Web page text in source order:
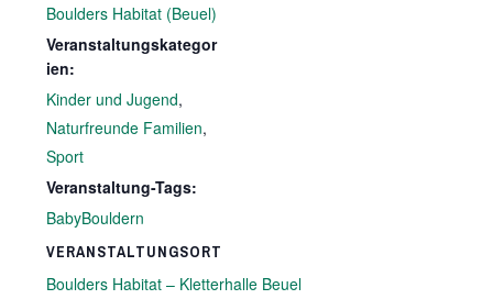
Boulders Habitat (Beuel)
Veranstaltungskategor
ien:
Kinder und Jugend,
Naturfreunde Familien,
Sport
Veranstaltung-Tags:
BabyBouldern
VERANSTALTUNGSORT
Boulders Habitat – Kletterhalle Beuel